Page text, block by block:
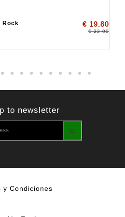
Rock
€ 19.80
€ 22.00
to newsletter
y Condiciones